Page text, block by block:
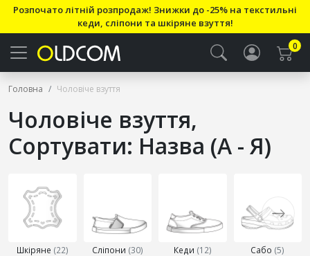
Розпочато літній розпродаж! Знижки до -25% на текстильні
кеди, сліпони та шкіряне взуття!
0
Головна Чоловіче взуття
Чоловіче взуття,
Сортувати: Назва (А - Я)
підкатегорію
Шкіряне (22) Сліпони (30) Кеди (12) Сабо (5)